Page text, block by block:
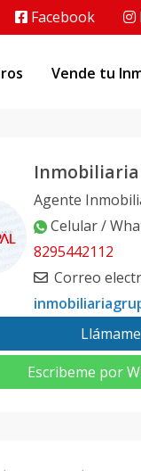
Facebook
Vende tu
Inmobiliaria
Agente
Celular /
8295442112
Correo
Llámame
Escribeme por